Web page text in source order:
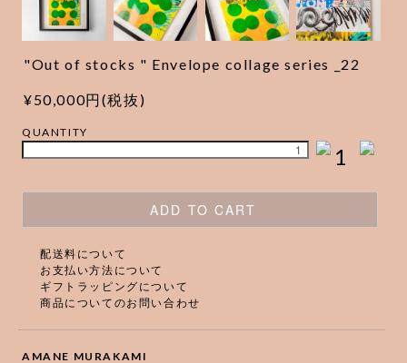
"Out of stocks " Envelope collage series _22
¥50,000円(税抜)
QUANTITY
1
ADD TO CART
配送料について
お支払い方法について
ギフトラッピングについて
商品についてのお問い合わせ
AMANE MURAKAMI